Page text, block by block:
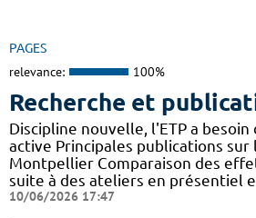
PAGES
relevance: 100%
Recherche et
Discipline nouvelle, l'ETP a
active Principales publications sur
Montpellier Comparaison des
suite à des ateliers en présentiel
10/06/2026 17:47